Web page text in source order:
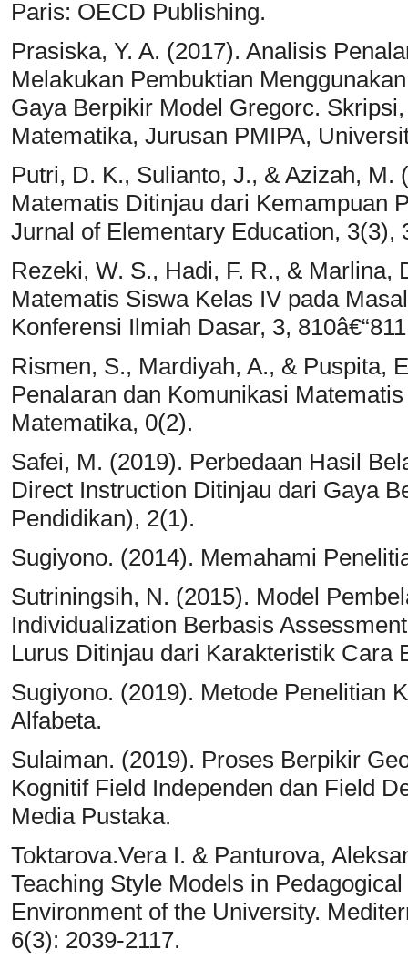
Paris: OECD Publishing.
Prasiska, Y. A. (2017). Analisis
Melakukan Pembuktian
Gaya Berpikir Model Gregorc.
Matematika, Jurusan PMIPA,
Putri, D. K., Sulianto, J., & Azizah,
Matematis Ditinjau dari Kemampuan
Jurnal of Elementary Education, 3(3),
Rezeki, W. S., Hadi, F. R., & Marlina,
Matematis Siswa Kelas IV pada
Konferensi Ilmiah Dasar, 3,
Rismen, S., Mardiyah, A., & Puspita,
Penalaran dan Komunikasi
Matematika, 0(2).
Safei, M. (2019). Perbedaan Hasil
Direct Instruction Ditinjau dari Gaya
Pendidikan), 2(1).
Sugiyono. (2014). Memahami
Sutriningsih, N. (2015). Model
Individualization Berbasis
Lurus Ditinjau dari Karakteristik Cara
Sugiyono. (2019). Metode Penelitian
Alfabeta.
Sulaiman. (2019). Proses Berpikir
Kognitif Field Independen dan Field
Media Pustaka.
Toktarova.Vera I. & Panturova,
Teaching Style Models in
Environment of the University.
6(3): 2039-2117.